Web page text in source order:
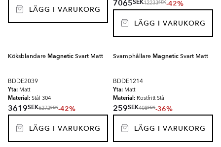
LÄGG I VARUKORG
7065SEK12233SEK-42%
LÄGG I VARUKORG
Köksblandare MagneticSvart Matt
BDDE2039
Yta: Matt
Material: Stål 304
3619SEK6272SEK-42%
LÄGG I VARUKORG
Svamphållare MagneticSvart Matt
BDDE1214
Yta: Matt
Material: Rostfritt Stål
259SEK408SEK-36%
LÄGG I VARUKORG